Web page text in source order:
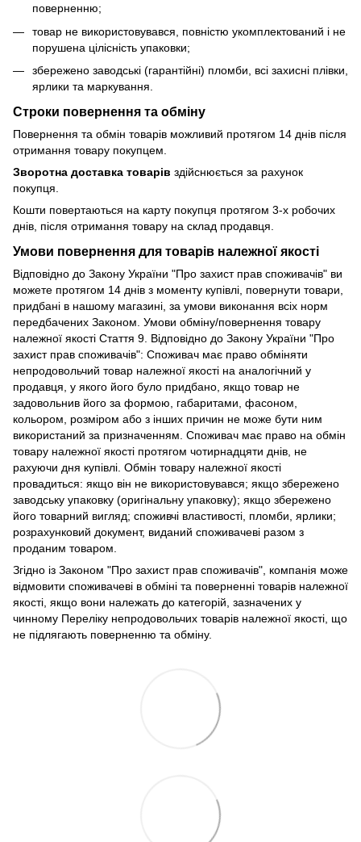
поверненню;
товар не використовувався, повністю укомплектований і не
порушена цілісність упаковки;
збережено заводські (гарантійні) пломби, всі захисні плівки,
ярлики та маркування.
Строки повернення та обміну
Повернення та обмін товарів можливий протягом 14 днів після
отримання товару покупцем.
Зворотна доставка товарів здійснюється за рахунок
покупця.
Кошти повертаються на карту покупця протягом 3-х робочих
днів, після отримання товару на склад продавця.
Умови повернення для товарів належної якості
Відповідно до Закону України "Про захист прав споживачів" ви
можете протягом 14 днів з моменту купівлі, повернути товари,
придбані в нашому магазині, за умови виконання всіх норм
передбачених Законом. Умови обміну/повернення товару
належної якості Стаття 9. Відповідно до Закону України "Про
захист прав споживачів": Споживач має право обміняти
непродовольчий товар належної якості на аналогічний у
продавця, у якого його було придбано, якщо товар не
задовольнив його за формою, габаритами, фасоном,
кольором, розміром або з інших причин не може бути ним
використаний за призначенням. Споживач має право на обмін
товару належної якості протягом чотирнадцяти днів, не
рахуючи дня купівлі. Обмін товару належної якості
провадиться: якщо він не використовувався; якщо збережено
заводську упаковку (оригінальну упаковку); якщо збережено
його товарний вигляд; споживчі властивості, пломби, ярлики;
розрахунковий документ, виданий споживачеві разом з
проданим товаром.
Згідно із Законом "Про захист прав споживачів", компанія може
відмовити споживачеві в обміні та поверненні товарів належної
якості, якщо вони належать до категорій, зазначених у
чинному Переліку непродовольчих товарів належної якості, що
не підлягають поверненню та обміну.